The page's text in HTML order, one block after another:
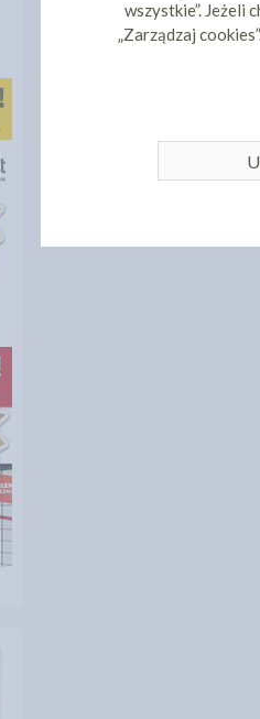
wszystkie”. Jeżeli
„Zarządzaj